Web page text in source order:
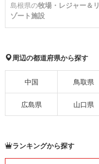
島根県の牧場・レジャー＆リ
ゾート施設
周辺の都道府県から探す
中国 鳥取県
広島県 山口県
ランキングから探す